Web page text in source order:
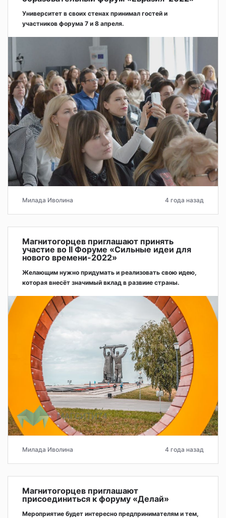
Университет в своих стенах принимал гостей и
участников форума 7 и 8 апреля.
Милада Иволина 4 года назад
Магнитогорцев приглашают принять
участие во II Форуме «Сильные идеи для
нового времени-2022»
Желающим нужно придумать и реализовать свою идею,
которая внесёт значимый вклад в развиие страны.
Милада Иволина 4 года назад
Магнитогорцев приглашают
присоединиться к форуму «Делай»
Мероприятие будет интересно предпринимателям и тем,